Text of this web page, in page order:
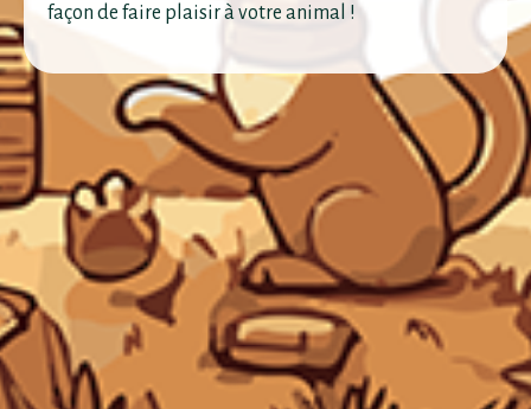
façon de faire plaisir à votre animal !